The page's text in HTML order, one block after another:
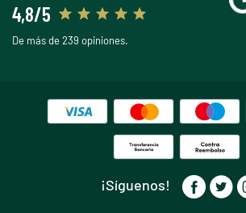
4,8/5
De más de 239 opiniones.
¡Síguenos!